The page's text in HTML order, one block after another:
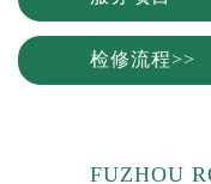
检修流程>>
FUZHOU